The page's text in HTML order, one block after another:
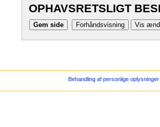
OPHAVSRETSLIGT
Behandling af personlige oplysninger